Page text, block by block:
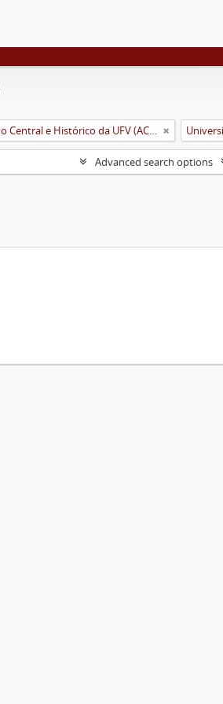
Arquivo Central e Histórico da UFV (ACH-UFV)
Advanced search options